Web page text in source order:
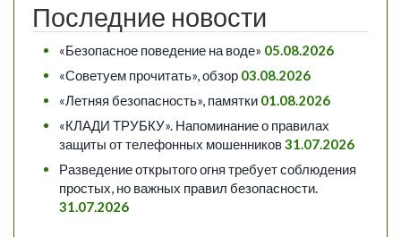
Последние новости
«Безопасное поведение на воде» 05.08.2026
«Советуем прочитать», обзор 03.08.2026
«Летняя безопасность», памятки 01.08.2026
«КЛАДИ ТРУБКУ». Напоминание о правилах
защиты от телефонных мошенников31.07.2026
Разведение открытого огня требует соблюдения
простых, но важных правил безопасности.
31.07.2026